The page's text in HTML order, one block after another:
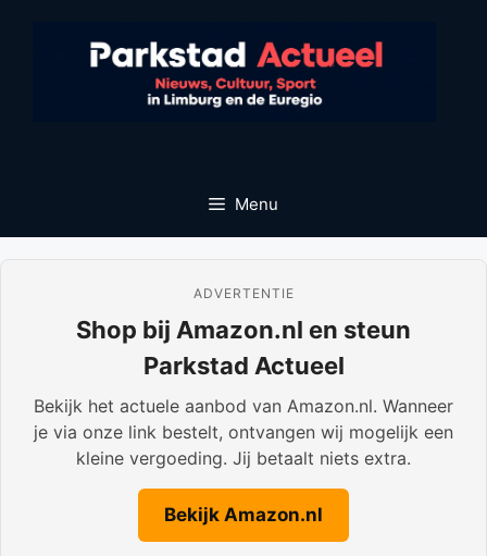
Menu
ADVERTENTIE
Shop bij Amazon.nl en steun
Parkstad Actueel
Bekijk het actuele aanbod van Amazon.nl. Wanneer
je via onze link bestelt, ontvangen wij mogelijk een
kleine vergoeding. Jij betaalt niets extra.
Bekijk Amazon.nl